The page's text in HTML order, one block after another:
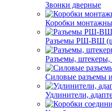
Звонки дверные
Коробки
Разъемы РШ-ВШ
Разъемы, штекеры,
Силовые разъемы
Удлинители,